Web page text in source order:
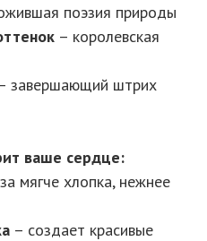
поэзия природы
– королевская
завершающий штрих
ваше сердце:
мягче хлопка, нежнее
– создает красивые